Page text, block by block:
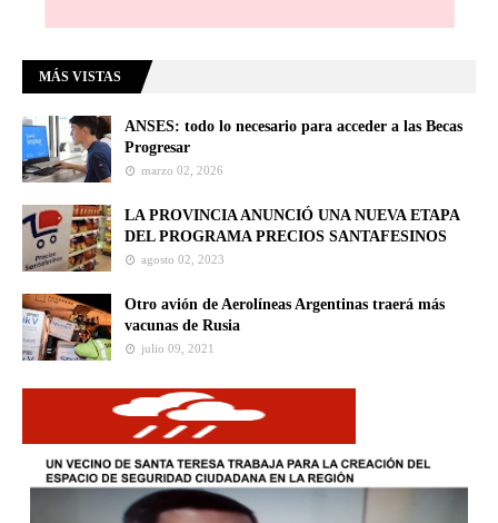
MÁS VISTAS
ANSES: todo lo necesario para acceder a las Becas
Progresar
marzo 02, 2026
LA PROVINCIA ANUNCIÓ UNA NUEVA ETAPA
DEL PROGRAMA PRECIOS SANTAFESINOS
agosto 02, 2023
Otro avión de Aerolíneas Argentinas traerá más
vacunas de Rusia
julio 09, 2021